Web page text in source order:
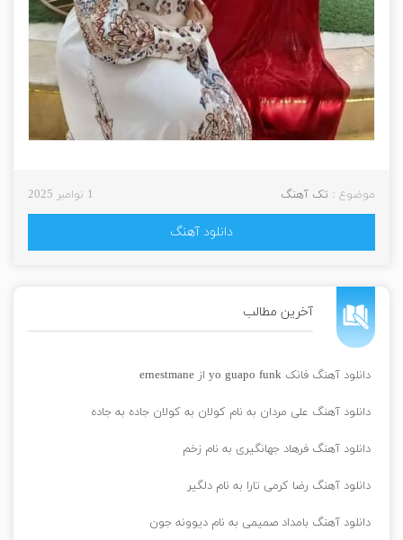
آخرین مطالب
دانلود آهنگ فانک yo guapo funk از ernestmane
دانلود آهنگ علی مردان به نام کولان به کولان جاده به جاده
دانلود آهنگ فرهاد جهانگیری به نام زخم
دانلود آهنگ رضا کرمی تارا به نام دلگیر
دانلود آهنگ بامداد صمیمی به نام دیوونه جون
موضوع : تک آهنگ 1 نوامبر 2025
دانلود آهنگ